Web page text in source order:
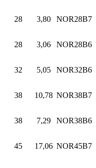
28 3,80 NOR28B7
28 3,06 NOR28B6
32 5,05 NOR32B6
38 10,78 NOR38B7
38 7,29 NOR38B6
45 17,06 NOR45B7